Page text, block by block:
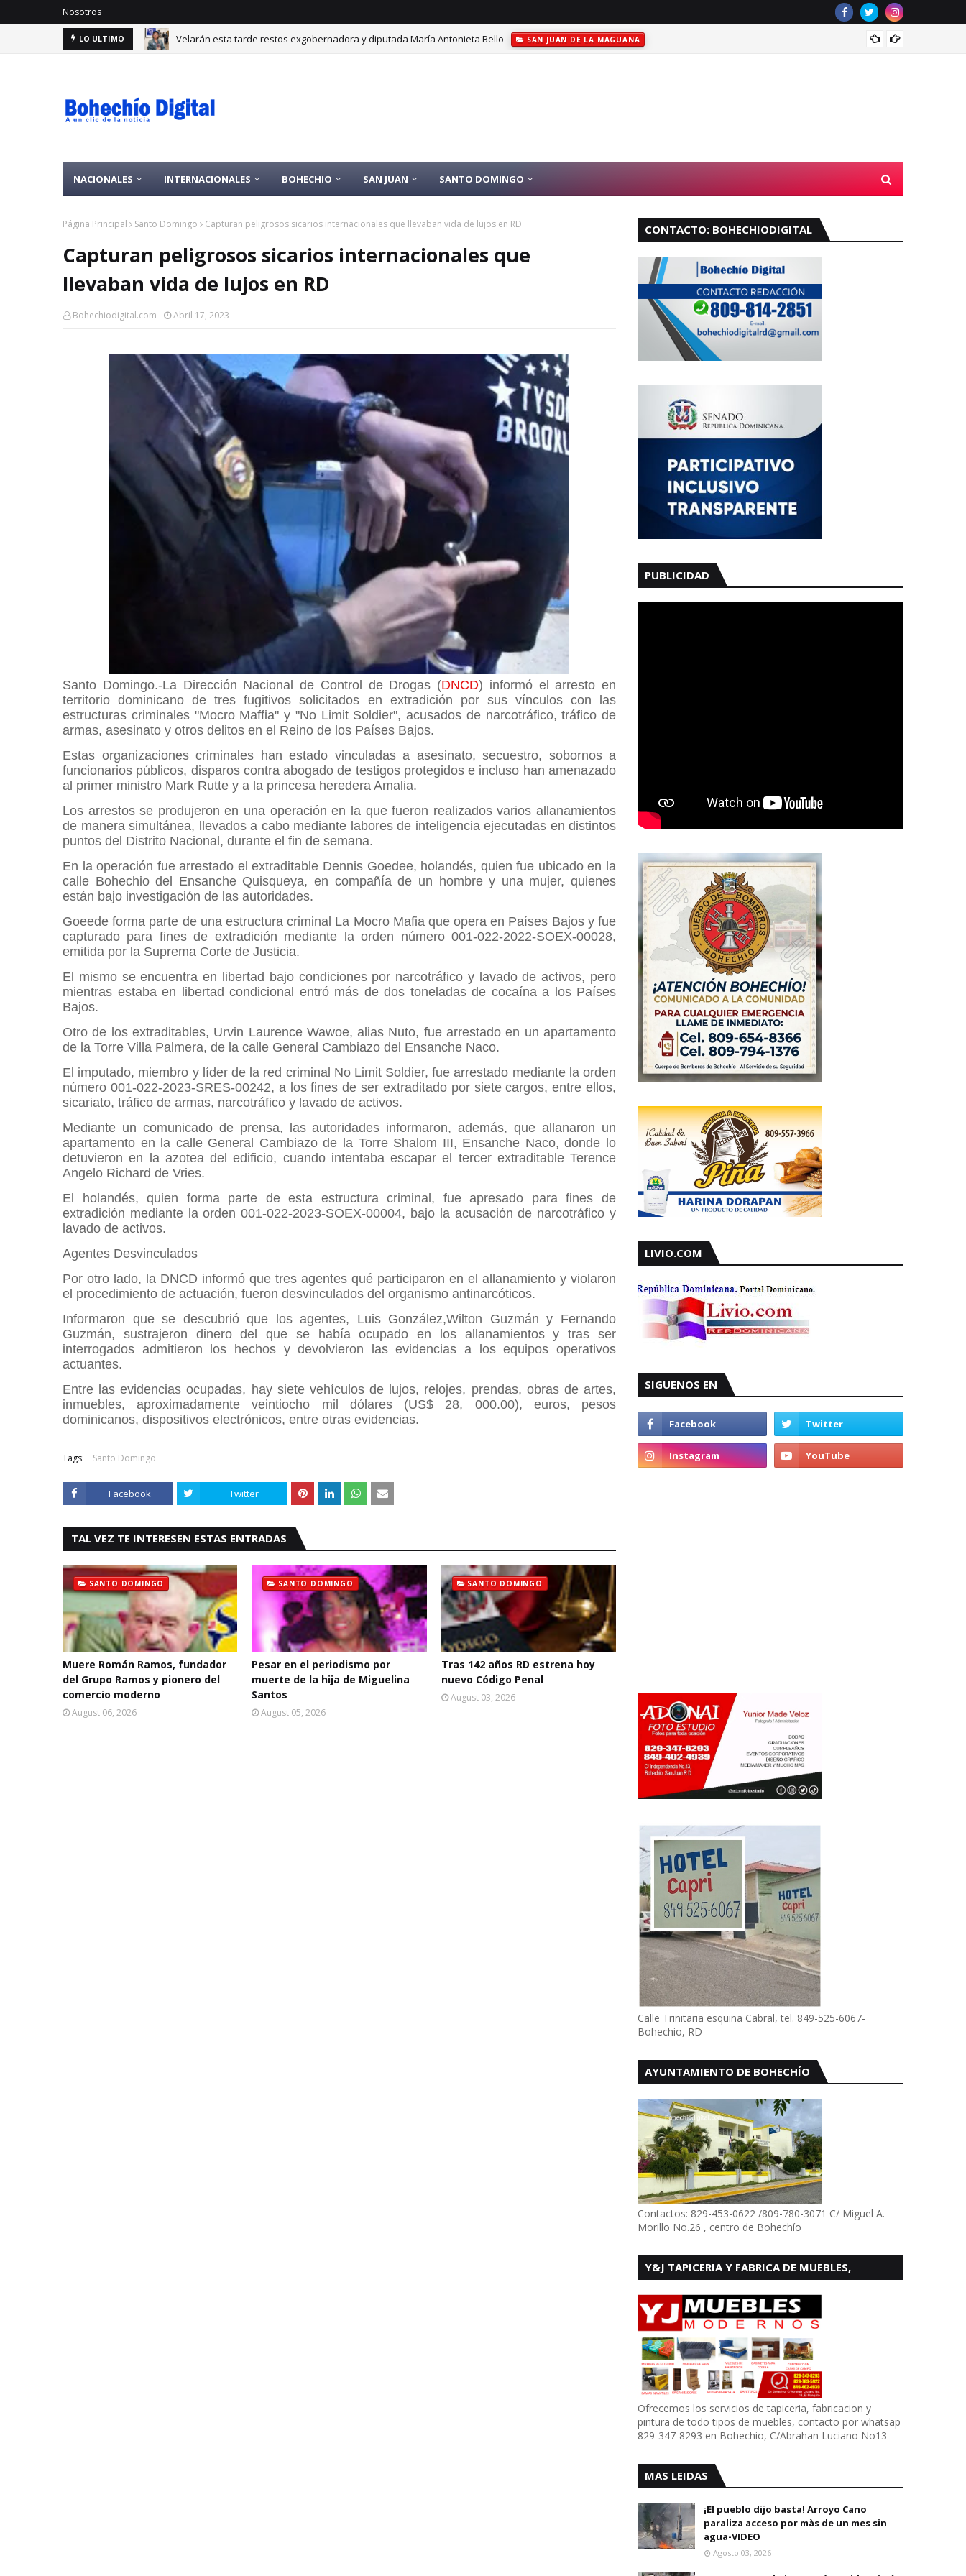
Nosotros
LO ULTIMO Velarán esta tarde restos exgobernadora y diputada María Antonieta Bello SAN JUAN DE LA MAGUANA
NACIONALES INTERNACIONALES BOHECHIO SAN JUAN SANTO DOMINGO
Página Principal Santo Domingo Capturan peligrosos sicarios internacionales que llevaban vida de lujos en RD
Capturan peligrosos sicarios internacionales que
llevaban vida de lujos en RD
Bohechiodigital.com Abril 17, 2023
Santo Domingo.-La Dirección Nacional de Control de Drogas (DNCD) informó el arresto en
territorio dominicano de tres fugitivos solicitados en extradición por sus vínculos con las
estructuras criminales "Mocro Maffia" y "No Limit Soldier", acusados de narcotráfico, tráfico de
armas, asesinato y otros delitos en el Reino de los Países Bajos.
Estas organizaciones criminales han estado vinculadas a asesinato, secuestro, sobornos a
funcionarios públicos, disparos contra abogado de testigos protegidos e incluso han amenazado
al primer ministro Mark Rutte y a la princesa heredera Amalia.
Los arrestos se produjeron en una operación en la que fueron realizados varios allanamientos
de manera simultánea, llevados a cabo mediante labores de inteligencia ejecutadas en distintos
puntos del Distrito Nacional, durante el fin de semana.
En la operación fue arrestado el extraditable Dennis Goedee, holandés, quien fue ubicado en la
calle Bohechio del Ensanche Quisqueya, en compañía de un hombre y una mujer, quienes
están bajo investigación de las autoridades.
Goeede forma parte de una estructura criminal La Mocro Mafia que opera en Países Bajos y fue
capturado para fines de extradición mediante la orden número 001-022-2022-SOEX-00028,
emitida por la Suprema Corte de Justicia.
El mismo se encuentra en libertad bajo condiciones por narcotráfico y lavado de activos, pero
mientras estaba en libertad condicional entró más de dos toneladas de cocaína a los Países
Bajos.
Otro de los extraditables, Urvin Laurence Wawoe, alias Nuto, fue arrestado en un apartamento
de la Torre Villa Palmera, de la calle General Cambiazo del Ensanche Naco.
El imputado, miembro y líder de la red criminal No Limit Soldier, fue arrestado mediante la orden
número 001-022-2023-SRES-00242, a los fines de ser extraditado por siete cargos, entre ellos,
sicariato, tráfico de armas, narcotráfico y lavado de activos.
Mediante un comunicado de prensa, las autoridades informaron, además, que allanaron un
apartamento en la calle General Cambiazo de la Torre Shalom III, Ensanche Naco, donde lo
detuvieron en la azotea del edificio, cuando intentaba escapar el tercer extraditable Terence
Angelo Richard de Vries.
El holandés, quien forma parte de esta estructura criminal, fue apresado para fines de
extradición mediante la orden 001-022-2023-SOEX-00004, bajo la acusación de narcotráfico y
lavado de activos.
Agentes Desvinculados
Por otro lado, la DNCD informó que tres agentes qué participaron en el allanamiento y violaron
el procedimiento de actuación, fueron desvinculados del organismo antinarcóticos.
Informaron que se descubrió que los agentes, Luis González,Wilton Guzmán y Fernando
Guzmán, sustrajeron dinero del que se había ocupado en los allanamientos y tras ser
interrogados admitieron los hechos y devolvieron las evidencias a los equipos operativos
actuantes.
Entre las evidencias ocupadas, hay siete vehículos de lujos, relojes, prendas, obras de artes,
inmuebles, aproximadamente veintiocho mil dólares (US$ 28, 000.00), euros, pesos
dominicanos, dispositivos electrónicos, entre otras evidencias.
Tags: Santo Domingo
Facebook Twitter
TAL VEZ TE INTERESEN ESTAS ENTRADAS
SANTO DOMINGO
Muere Román Ramos, fundador
del Grupo Ramos y pionero del
comercio moderno
August 06, 2026
SANTO DOMINGO
Pesar en el periodismo por
muerte de la hija de Miguelina
Santos
August 05, 2026
SANTO DOMINGO
Tras 142 años RD estrena hoy
nuevo Código Penal
August 03, 2026
CONTACTO: BOHECHIODIGITAL
PUBLICIDAD
LIVIO.COM
SIGUENOS EN
Calle Trinitaria esquina Cabral, tel. 849-525-6067-
Bohechio, RD
AYUNTAMIENTO DE BOHECHÍO
Contactos: 829-453-0622 /809-780-3071 C/ Miguel A.
Morillo No.26 , centro de Bohechío
Y&J TAPICERIA Y FABRICA DE MUEBLES,
Ofrecemos los servicios de tapiceria, fabricacion y
pintura de todo tipos de muebles, contacto por whatsap
829-347-8293 en Bohechio, C/Abrahan Luciano No13
MAS LEIDAS
¡El pueblo dijo basta! Arroyo Cano
paraliza acceso por màs de un mes sin
agua-VIDEO
Agosto 03, 2026